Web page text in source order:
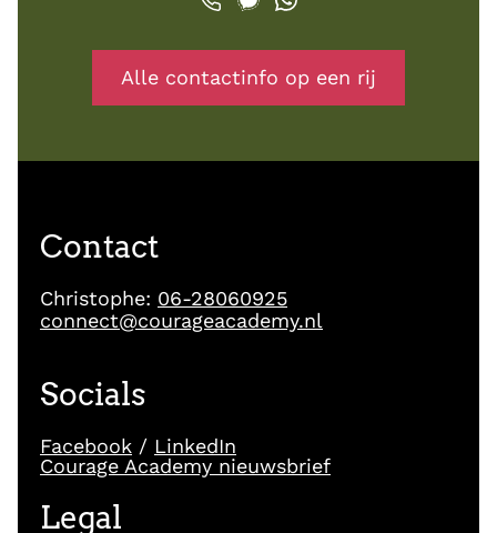
Alle contactinfo op een rij
Contact
Christophe: 06-28060925
connect@courageacademy.nl
Socials
Facebook / LinkedIn
Courage Academy nieuwsbrief
Legal